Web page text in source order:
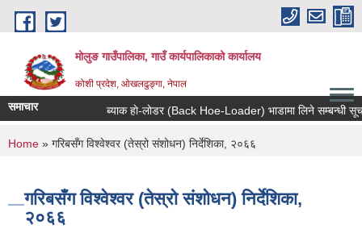
Skip to main content
मोलुङ गाउँपालिका, गाउँ कार्यपालिकाको कार्यालय
कोशी प्रदेश, ओखलढुङ्गा, नेपाल
समाचार ब्याक हाे-लाेडर (Back Hoe-Loader) भाडामा लिने सम्बन्धी सूचना
You are here
Home » गरिबसँग विश्वेश्वर (तेस्रो संशोधन) निर्देशिका, २०६६
गरिबसँग विश्वेश्वर (तेस्रो संशोधन) निर्देशिका,
२०६६